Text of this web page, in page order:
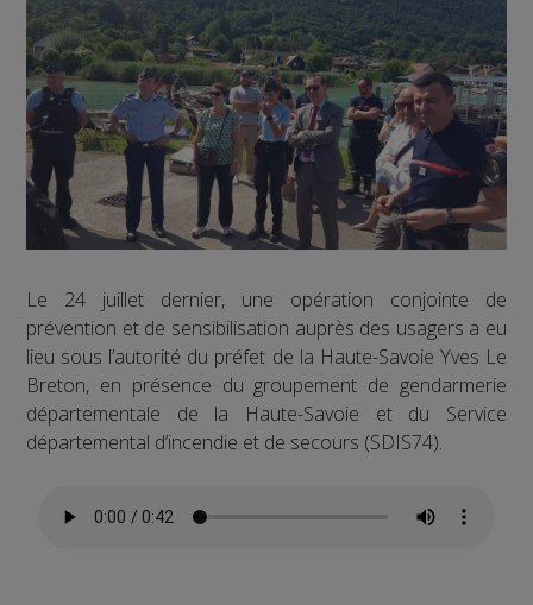
Le 24 juillet dernier, une opération conjointe de
prévention et de sensibilisation auprès des usagers a eu
lieu sous l’autorité du préfet de la Haute-Savoie Yves Le
Breton, en présence du groupement de gendarmerie
départementale de la Haute-Savoie et du Service
départemental d’incendie et de secours (SDIS74).